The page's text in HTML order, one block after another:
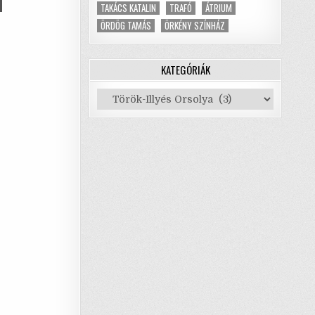
TAKÁCS KATALIN
TRAFÓ
ÁTRIUM
ÖRDÖG TAMÁS
ÖRKÉNY SZÍNHÁZ
KATEGÓRIÁK
Kategóriák